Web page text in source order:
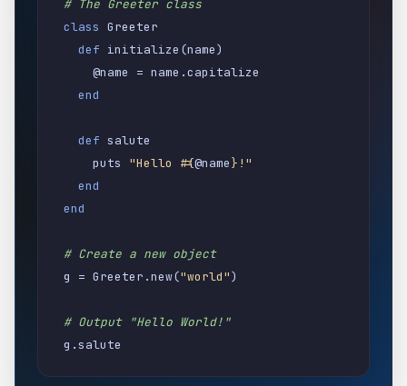
# The Greeter class
class Greeter
def initialize (name)
@name = name .capitalize
end
def salute
puts "Hello #{@name}!"
end
end
# Create a new object
g = Greeter .new("world")
# Output "Hello World!"
g .salute